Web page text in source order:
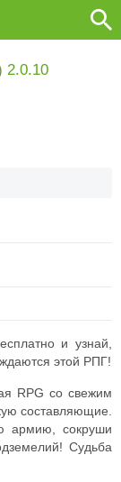
2.0.10
и узнай,
этой РПГ!
RPG со свежим
составляющие.
армию, сокруши
Судьба